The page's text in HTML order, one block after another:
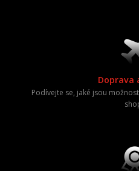
Doprava
Podívejte se, jaké jsou